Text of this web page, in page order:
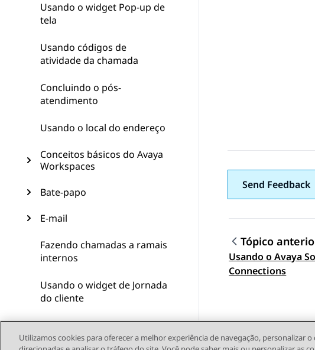
Usando o widget Pop-up de
tela
Usando códigos de
atividade da chamada
Concluindo o pós-
atendimento
Usando o local do endereço
Conceitos básicos do Avaya
Workspaces
Bate-papo
E-mail
Fazendo chamadas a ramais
internos
Usando o widget de Jornada
do cliente
Consultando outros
usuários e transferindo
Send Feedback
Topic
Tópico
Usando o Avaya
Connections
Utilizamos cookies para oferecer a melhor experiência de navegação, personalizar